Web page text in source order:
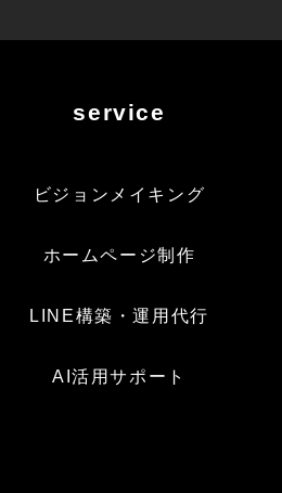
service
ビジョンメイキング
ホームページ制作
LINE構築・運用代行
AI活用サポート